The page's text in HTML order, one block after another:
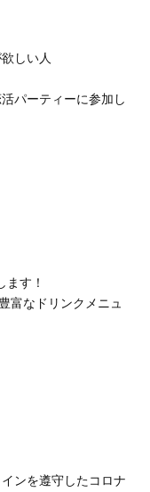
しい人
パーティーに参加し
す！
富なドリンクメニュ
ンを遵守したコロナ